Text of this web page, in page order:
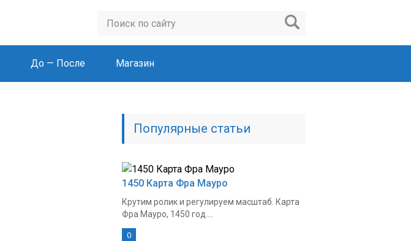
До — После Магазин
Популярные статьи
1450 Карта Фра Мауро
Крутим ролик и регулируем масштаб. Карта
Фра Мауро, 1450 год....
0